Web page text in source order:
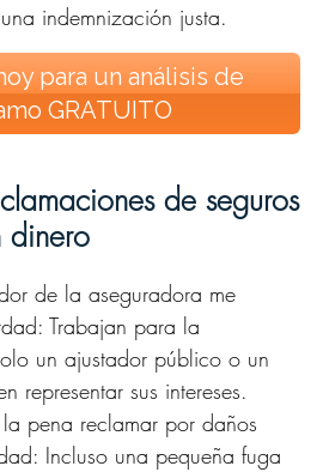
indemnización justa.
para un análisis de
GRATUITO
de seguros
dinero
de la aseguradora me
Trabajan para la
un ajustador público o un
representar sus intereses.
pena reclamar por daños
Incluso una pequeña fuga